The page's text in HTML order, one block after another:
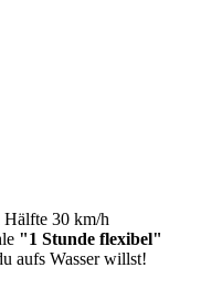
30 km/h
"1 Stunde flexibel"
aufs Wasser willst!